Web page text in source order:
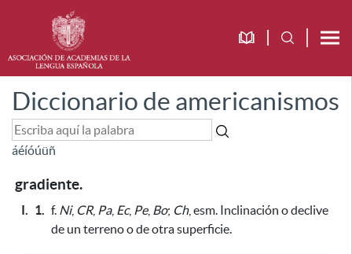
Diccionario de americanismos
áéíóúüñ
gradiente.
I. 1. f. Ni, CR, Pa, Ec, Pe, Bo; Ch, esm. Inclinación o declive
de un terreno o de otra superficie.